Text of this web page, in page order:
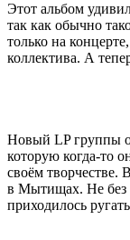
Этот альбом
так как обычно
только на
коллектива. А
Новый LP группы
которую когда-то
своём творчестве.
в Мытищах. Не без
приходилось